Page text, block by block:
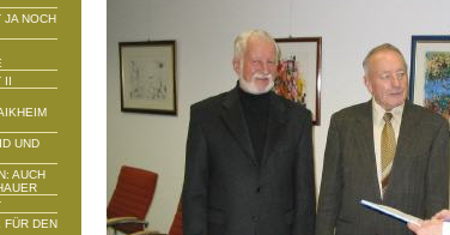
JA NOCH
II
UND
AUCH
FÜR DEN